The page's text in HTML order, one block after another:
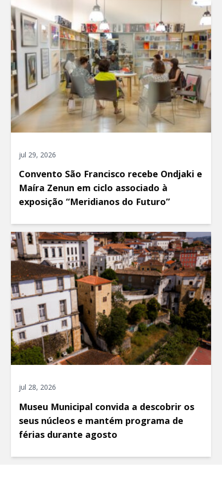
jul 29, 2026
Convento São Francisco recebe Ondjaki e
Maíra Zenun em ciclo associado à
exposição “Meridianos do Futuro”
jul 28, 2026
Museu Municipal convida a descobrir os
seus núcleos e mantém programa de
férias durante agosto